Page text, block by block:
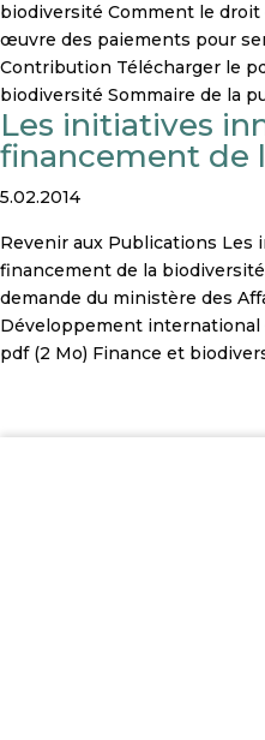
biodiversité Comment le
œuvre des paiements pour
Contribution Télécharger le
biodiversité Sommaire de la
Les initiatives
financement de
5.02.2014
Revenir aux Publications
financement de la
demande du ministère des
Développement
pdf (2 Mo) Finance et